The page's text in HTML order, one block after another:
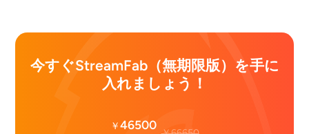
今すぐStreamFab（無期限版）を手に
入れましょう！
￥46500